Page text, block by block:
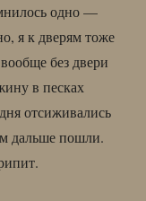
одно —
я к дверям тоже
без двери
в песках
отсиживались
дальше пошли.